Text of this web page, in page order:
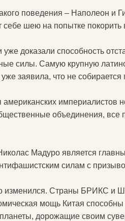
поведения – Наполеон и
себе шею на попытке покорить
доказали способность
силы. Самую крупную
заявила, что не собирается
американских
объединения, все
Мадуро является
силам с
изменился. Страны БРИКС и
мощь Китая
дорожащие своим